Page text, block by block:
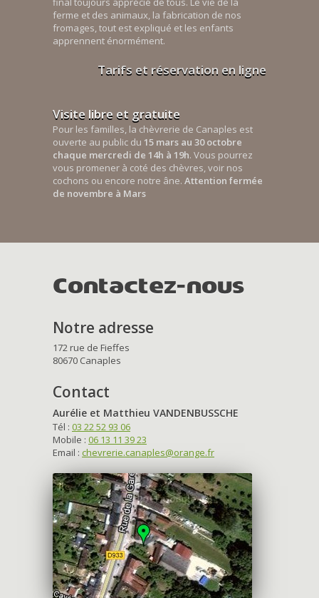
ferme et des animaux, la fabrication de nos
fromages, tout est expliqué et les enfants
apprennent énormément.
Tarifs et réservation en ligne
Visite libre et gratuite
Pour les familles, la chèvrerie de Canaples est
ouverte au public du 15 mars au 30 octobre
chaque mercredi de 14h à 19h. Vous pourrez
vous promener à coté des chèvres, voir nos
cochons ou encore notre âne. Attention fermée
de novembre à Mars
Contactez-nous
Notre adresse
172 rue de Fieffes
80670 Canaples
Contact
Aurélie et Matthieu VANDENBUSSCHE
Tél : 03 22 52 93 06
Mobile : 06 13 11 39 23
Email : chevrerie.canaples@orange.fr